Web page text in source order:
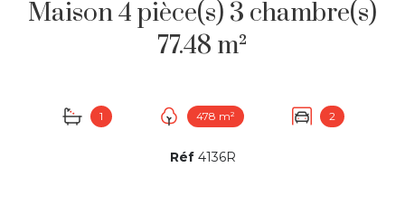
Maison 4 pièce(s) 3 chambre(s)
77.48 m²
1 478 m² 2
Réf 4136R